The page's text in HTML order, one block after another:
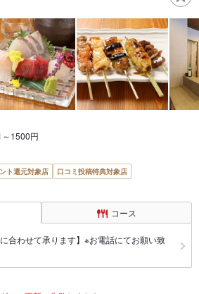
1500円
ト還元対象店
口コミ投稿特典対象店
コース
合わせて承ります】※お電話にてお願い致